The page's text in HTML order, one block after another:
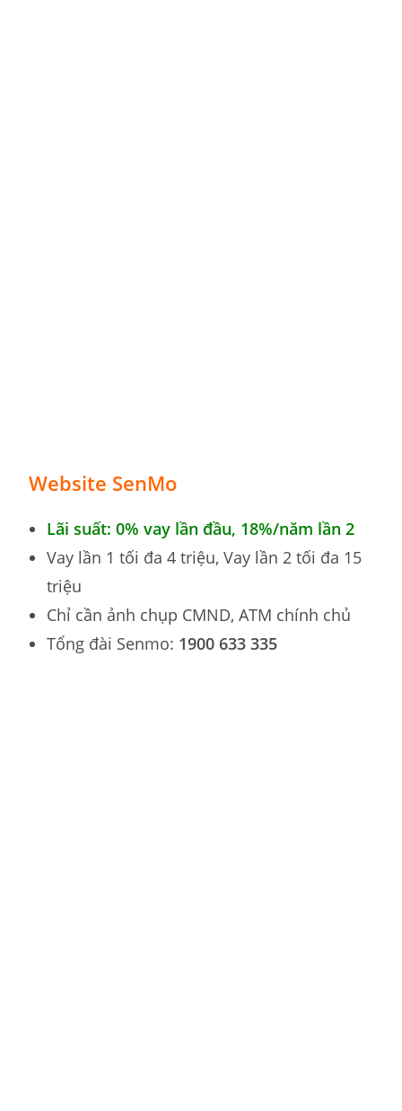
Website SenMo
Lãi suất: 0% vay lần đầu, 18%/năm lần 2
Vay lần 1 tối đa 4 triệu, Vay lần 2 tối đa 15
triệu
Chỉ cần ảnh chụp CMND, ATM chính chủ
Tổng đài Senmo: 1900 633 335